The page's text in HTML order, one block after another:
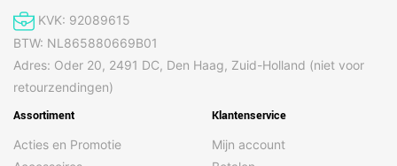
KVK: 92089615
BTW: NL865880669B01
Adres: Oder 20, 2491 DC, Den Haag, Zuid-Holland (niet voor
retourzendingen)
Assortiment
Acties en Promotie
Klantenservice
Mijn account